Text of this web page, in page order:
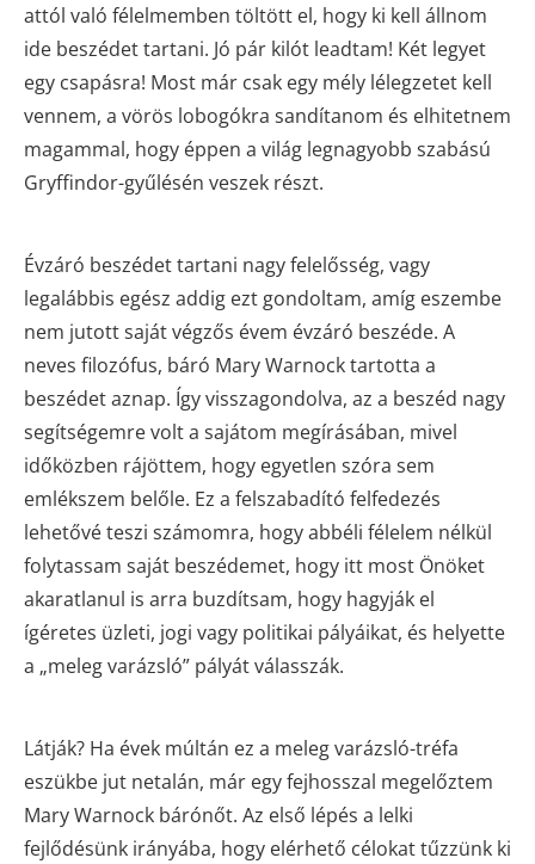
attól való félelmemben töltött el, hogy ki kell állnom
ide beszédet tartani. Jó pár kilót leadtam! Két legyet
egy csapásra! Most már csak egy mély lélegzetet kell
vennem, a vörös lobogókra sandítanom és elhitetnem
magammal, hogy éppen a világ legnagyobb szabású
Gryffindor-gyűlésén veszek részt.
Évzáró beszédet tartani nagy felelősség, vagy
legalábbis egész addig ezt gondoltam, amíg eszembe
nem jutott saját végzős évem évzáró beszéde. A
neves filozófus, báró Mary Warnock tartotta a
beszédet aznap. Így visszagondolva, az a beszéd nagy
segítségemre volt a sajátom megírásában, mivel
időközben rájöttem, hogy egyetlen szóra sem
emlékszem belőle. Ez a felszabadító felfedezés
lehetővé teszi számomra, hogy abbéli félelem nélkül
folytassam saját beszédemet, hogy itt most Önöket
akaratlanul is arra buzdítsam, hogy hagyják el
ígéretes üzleti, jogi vagy politikai pályáikat, és helyette
a „meleg varázsló” pályát válasszák.
Látják? Ha évek múltán ez a meleg varázsló-tréfa
eszükbe jut netalán, már egy fejhosszal megelőztem
Mary Warnock bárónőt. Az első lépés a lelki
fejlődésünk irányába, hogy elérhető célokat tűzzünk ki